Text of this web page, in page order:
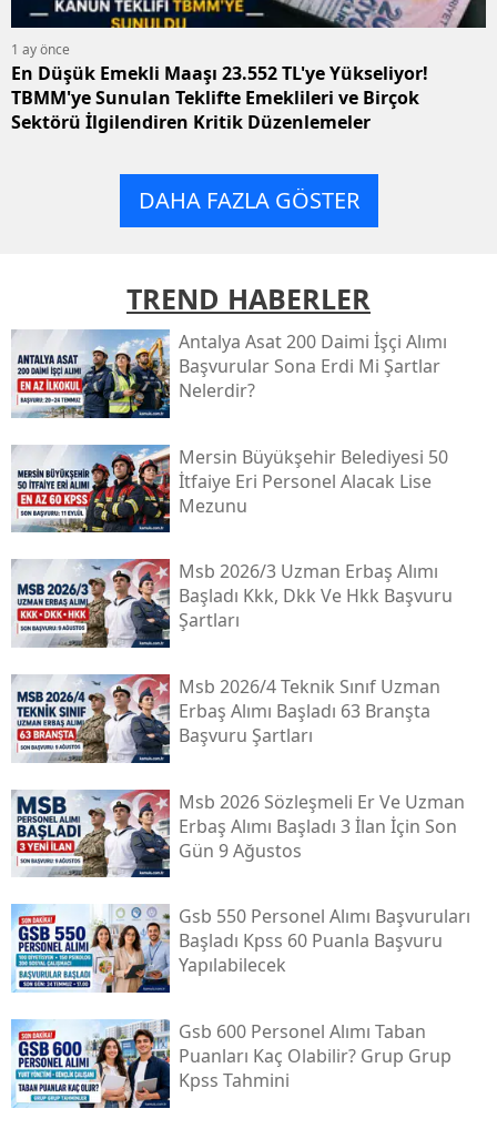
1 ay önce
En Düşük Emekli Maaşı 23.552 TL'ye Yükseliyor!
TBMM'ye Sunulan Teklifte Emeklileri ve Birçok
Sektörü İlgilendiren Kritik Düzenlemeler
DAHA FAZLA GÖSTER
TREND HABERLER
Antalya Asat 200 Daimi İşçi Alımı
Başvurular Sona Erdi Mi Şartlar
Nelerdir?
Mersin Büyükşehir Belediyesi 50
İtfaiye Eri Personel Alacak Lise
Mezunu
Msb 2026/3 Uzman Erbaş Alımı
Başladı Kkk, Dkk Ve Hkk Başvuru
Şartları
Msb 2026/4 Teknik Sınıf Uzman
Erbaş Alımı Başladı 63 Branşta
Başvuru Şartları
Msb 2026 Sözleşmeli Er Ve Uzman
Erbaş Alımı Başladı 3 İlan İçin Son
Gün 9 Ağustos
Gsb 550 Personel Alımı Başvuruları
Başladı Kpss 60 Puanla Başvuru
Yapılabilecek
Gsb 600 Personel Alımı Taban
Puanları Kaç Olabilir? Grup Grup
Kpss Tahmini